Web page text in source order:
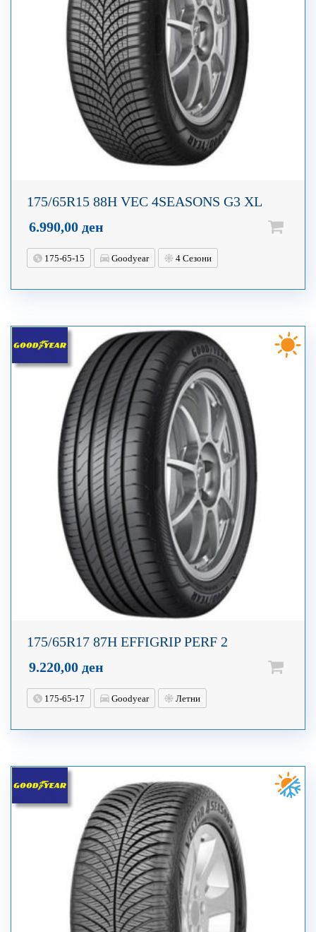
175/65R15 88H VEC 4SEASONS G3 XL
6.990,00 ден
175-65-15 Goodyear 4 Сезони
175/65R17 87H EFFIGRIP PERF 2
9.220,00 ден
175-65-17 Goodyear Летни